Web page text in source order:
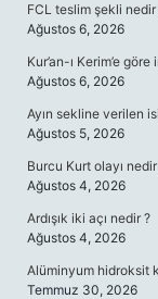
FCL teslim şekli nedir
Ağustos 6, 2026
Kur’an-ı Kerim’e
Ağustos 6, 2026
Ayın sekline verilen
Ağustos 5, 2026
Burcu Kurt olayı
Ağustos 4, 2026
Ardışık iki açı nedir ?
Ağustos 4, 2026
Alüminyum hidroksit
Temmuz 30, 2026